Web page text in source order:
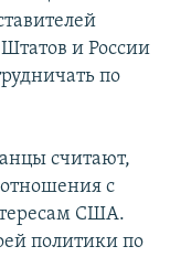
и России
по
считают,
с
США.
политики по